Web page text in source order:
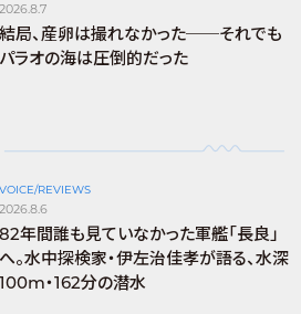
2026.8.7
結局、産卵は撮れなかった──それでも
パラオの海は圧倒的だった
VOICE/REVIEWS
2026.8.6
82年間誰も見ていなかった軍艦「長良」
へ。水中探検家・伊左治佳孝が語る、水深
100m・162分の潜水